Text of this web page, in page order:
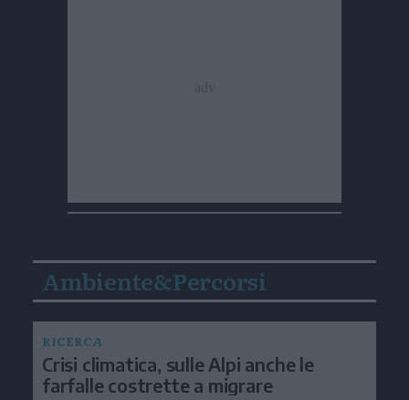
Ambiente&Percorsi
RICERCA
Crisi climatica, sulle Alpi anche le
farfalle costrette a migrare